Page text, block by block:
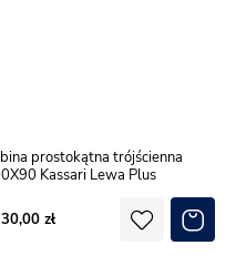
Kassari Lewa Plus